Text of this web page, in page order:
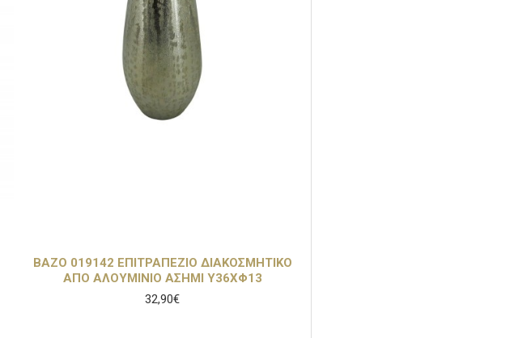
ΒΑΖΟ 019142 ΕΠΙΤΡΑΠΕΖΙΟ ΔΙΑΚΟΣΜΗΤΙΚΟ
ΑΠΟ ΑΛΟΥΜΙΝΙΟ ΑΣΗΜΙ Υ36ΧΦ13
32,90€